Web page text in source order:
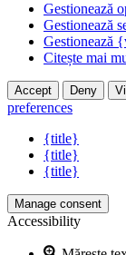
Gestionează
Gestionează
Gestionează
Citește mai
Accept Deny
preferences
{title}
{title}
{title}
Manage consent
Accessibility